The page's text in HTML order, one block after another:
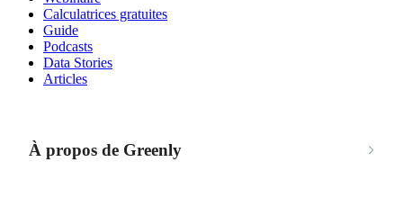
Calculatrices gratuites
Guide
Podcasts
Data Stories
Articles
À propos de Greenly